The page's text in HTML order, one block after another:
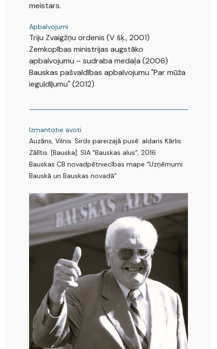
meistars.
Apbalvojumi
Triju Zvaigžņu ordenis (V šķ., 2001)
Zemkopības ministrijas augstāko
apbalvojumu – sudraba medaļa (2006)
Bauskas pašvaldības apbalvojumu "Par mūža
ieguldījumu" (2012)
Izmantotie avoti
Auzāns, Vilnis. Sirds pareizajā pusē: aldaris Kārlis
Zālītis. [Bauska]: SIA "Bauskas alus", 2016
Bauskas CB novadpētniecības mape "Uzņēmumi
Bauskā un Bauskas novadā"